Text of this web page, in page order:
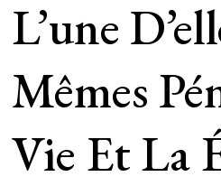
L’une
Mêmes
Vie Et La